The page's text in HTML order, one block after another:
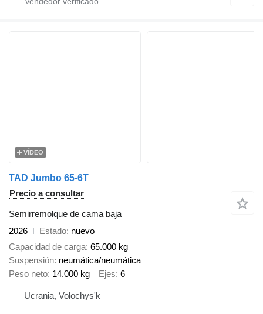
VÍDEO
TAD Jumbo 65-6T
Precio a consultar
Semirremolque de cama baja
2026
Estado nuevo
Capacidad de carga 65.000 kg
Suspensión neumática/neumática
Peso neto 14.000 kg Ejes 6
Ucrania, Volochys'k